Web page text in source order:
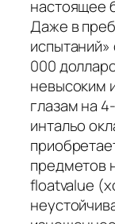
настоящее
Даже в
000
невысоким
глазам на
интальо
предметов
floatvalue